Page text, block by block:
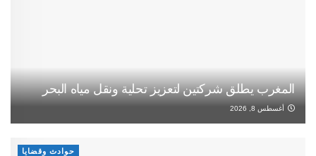
المغرب يطلق شركتين لتعزيز تحلية ونقل مياه البحر
أغسطس 8, 2026
حوادث وقضايا